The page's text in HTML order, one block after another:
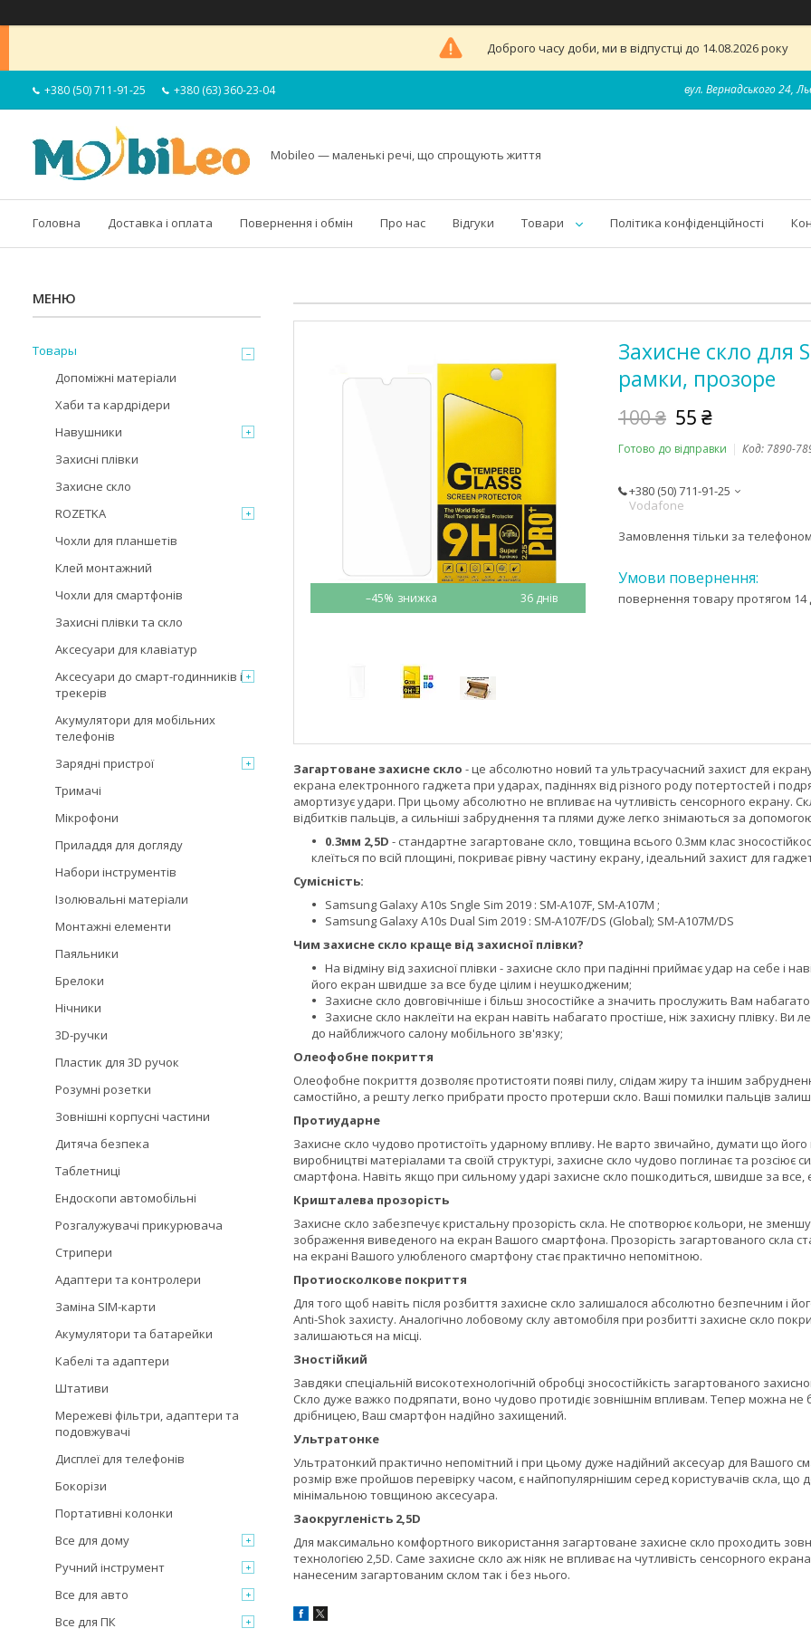
Доброго часу доби, ми в відпустці до 14.08.2026 року
+380 (50) 711-91-25 +380 (63) 360-23-04 вул. Вернадського 24,
Mobileo — маленькі речі, що спрощують життя
Головна Доставка і оплата Повернення і обмін Про нас Відгуки Товари Політика конфіденційності
–45% 36 днів
Захисне скло для
рамки, прозоре
100 ₴ 55 ₴
Готово до відправки Код: 7890-
+380 (50) 711-91-25
Vodafone
Замовлення тільки за
повернення товару протягом 14
Загартоване захисне скло - це абсолютно новий та ультрасучасний захист для
екрана електронного гаджета при ударах, падіннях від різного роду потертостей і
амортизує удари. При цьому абсолютно не впливає на чутливість сенсорного екрану.
відбитків пальців, а сильніші забруднення та плями дуже легко знімаються за
0.3мм 2,5D - стандартне загартоване скло, товщина всього 0.3мм клас
клеїться по всій площині, покриває рівну частину екрану, ідеальний захист для
Сумісність:
Samsung Galaxy A10s Sngle Sim 2019 : SM-A107F, SM-A107M ;
Samsung Galaxy A10s Dual Sim 2019 : SM-A107F/DS (Global); SM-A107M/DS
Чим захисне скло краще від захисної плівки?
На відміну від захисної плівки - захисне скло при падінні приймає удар на себе і
його екран швидше за все буде цілим і неушкодженим;
Захисне скло довговічніше і більш зносостійке а значить прослужить Вам
Захисне скло наклеїти на екран навіть набагато простіше, ніж захисну плівку. Ви
до найближчого салону мобільного зв'язку;
Олеофобне покриття
Олеофобне покриття дозволяє протистояти появі пилу, слідам жиру та іншим
самостійно, а решту легко прибрати просто протерши скло. Ваші помилки пальців
Протиударне
Захисне скло чудово протистоїть ударному впливу. Не варто звичайно, думати що
виробництві матеріалами та своїй структурі, захисне скло чудово поглинає та
смартфона. Навіть якщо при сильному ударі захисне скло пошкодиться, швидше за
Кришталева прозорість
Захисне скло забезпечує кристальну прозорість скла. Не спотворює кольори, не
зображення виведеного на екран Вашого смартфона. Прозорість загартованого скла
на екрані Вашого улюбленого смартфону стає практично непомітною.
Протиосколкове покриття
Для того щоб навіть після розбиття захисне скло залишалося абсолютно безпечним і
Anti-Shok захисту. Аналогічно лобовому склу автомобіля при розбитті захисне скло
залишаються на місці.
Зностійкий
Завдяки спеціальній високотехнологічній обробці зносостійкість загартованого
Скло дуже важко подряпати, воно чудово протидіє зовнішнім впливам. Тепер можна не
дрібницею, Ваш смартфон надійно захищений.
Ультратонке
Ультратонкий практично непомітний і при цьому дуже надійний аксесуар для Вашого
розмір вже пройшов перевірку часом, є найпопулярнішим серед користувачів скла, що
мінімальною товщиною аксесуара.
Заокругленість 2,5D
Для максимально комфортного використання загартоване захисне скло проходить
технологією 2,5D. Саме захисне скло аж ніяк не впливає на чутливість сенсорного
нанесеним загартованим склом так і без нього.
Товары
Допоміжні матеріали
Хаби та кардрідери
Навушники
Захисні плівки
Захисне скло
ROZETKA
Чохли для планшетів
Клей монтажний
Чохли для смартфонів
Захисні плівки та скло
Аксесуари для клавіатур
Аксесуари до смарт-годинників і
трекерів
Акумулятори для мобільних
телефонів
Зарядні пристрої
Тримачі
Мікрофони
Приладдя для догляду
Набори інструментів
Ізолювальні матеріали
Монтажні елементи
Паяльники
Брелоки
Нічники
3D-ручки
Пластик для 3D ручок
Розумні розетки
Зовнішні корпусні частини
Дитяча безпека
Таблетниці
Ендоскопи автомобільні
Розгалужувачі прикурювача
Стрипери
Адаптери та контролери
Заміна SIM-карти
Акумулятори та батарейки
Кабелі та адаптери
Штативи
Мережеві фільтри, адаптери та
подовжувачі
Дисплеї для телефонів
Бокорізи
Портативні колонки
Все для дому
Ручний інструмент
Все для авто
Все для ПК